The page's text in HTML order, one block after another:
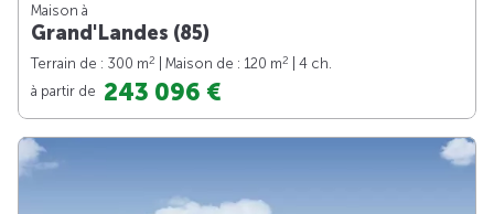
Maison à
Grand'Landes (85)
Terrain de : 300 m2 | Maison de : 120 m2
| 4 ch.
à partir de 243 096 €